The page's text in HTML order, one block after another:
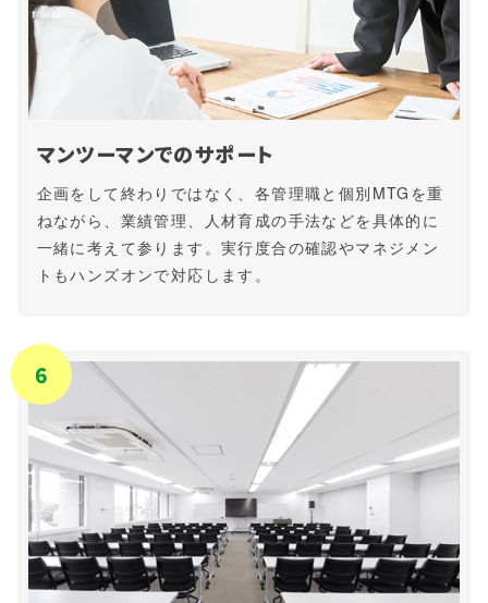
マンツーマンでのサポート
企画をして終わりではなく、各管理職と個別MTGを重
ねながら、業績管理、人材育成の手法などを具体的に
一緒に考えて参ります。実行度合の確認やマネジメン
トもハンズオンで対応します。
6